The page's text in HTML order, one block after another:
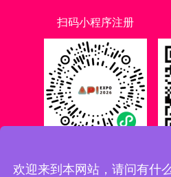
扫码小程序注册
沪ICP备20021056号-1 |
欢迎来到本网站，请问有什